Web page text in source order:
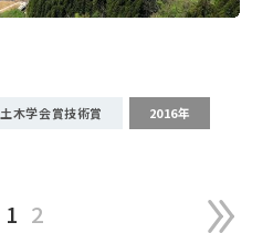
土木学会賞技術賞 2016年
1 2